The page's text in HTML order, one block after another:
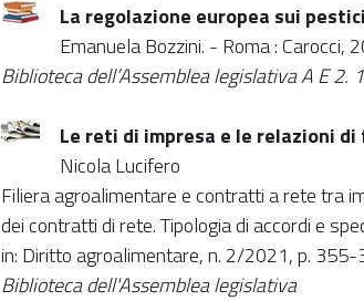
La regolazione europea sui
Emanuela Bozzini. - Roma : Carocci,
Biblioteca dell’Assemblea legislativa A E 2.
Le reti di impresa e le relazioni
Nicola Lucifero
Filiera agroalimentare e contratti a rete tra
dei contratti di rete. Tipologia di accordi e
in: Diritto agroalimentare, n. 2/2021, p.
Biblioteca dell'Assemblea legislativa